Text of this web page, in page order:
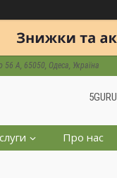
56 А, 65050, Одеса, Україна
5GURU
Про нас